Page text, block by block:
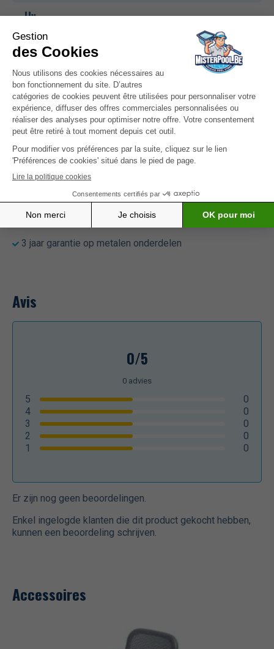
Uv-
bestendig
Verstelbare
poten
Dimensions 160 x 90 x 76 cm
Poids (kg) 16,3
Garantie
3 jaar garantie op metalen onderdelen
Avis
0/5
0 advies
5
0
4
0
3
0
2
0
1
0
Er zijn nog geen beoordelingen.
Enkel ingelogde klanten die dit product gekocht hebben,
kunnen een beoordeling schrijven.
Accessoires